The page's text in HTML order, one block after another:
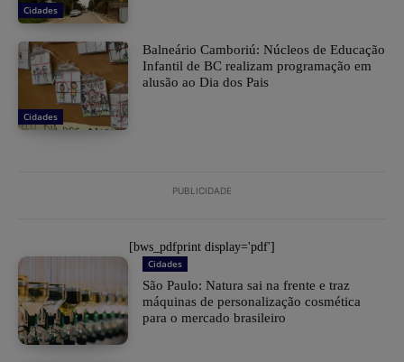
Cidades
Cidades
Balneário Camboriú: Núcleos de Educação
Infantil de BC realizam programação em
alusão ao Dia dos Pais
PUBLICIDADE
[bws_pdfprint display='pdf']
Cidades
São Paulo: Natura sai na frente e traz
máquinas de personalização cosmética
para o mercado brasileiro